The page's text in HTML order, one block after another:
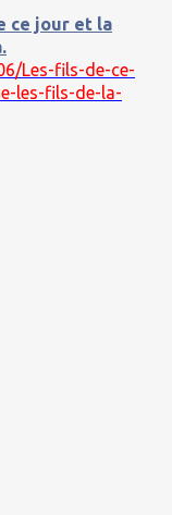
ce jour et la
Les-fils-de-ce-
les-fils-de-la-